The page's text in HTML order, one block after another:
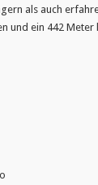
als auch
und ein 442 Meter